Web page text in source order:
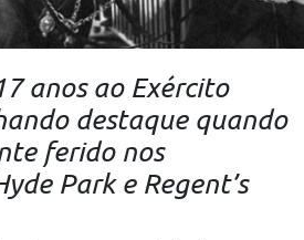
anos ao Exército
destaque quando
ferido nos
Park e Regent’s